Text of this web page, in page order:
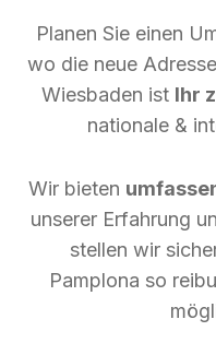
Planen Sie einen
wo die neue
Wiesbaden ist Ihr
nationale &
Wir bieten
unserer Erfahrung
stellen wir
Pamplona so